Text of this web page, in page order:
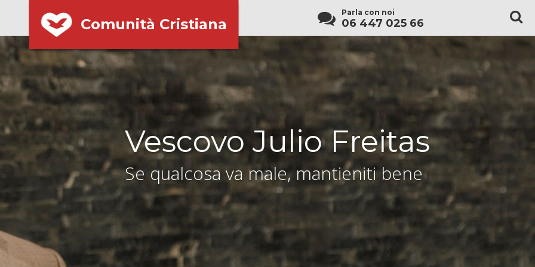
Comunità Cristiana
Parla con noi
06 447 025 66
Vescovo Julio Freitas
Se qualcosa va male, mantieniti bene